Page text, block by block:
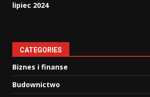
lipiec 2024
CATEGORIES
Biznes i finanse
Budownictwo